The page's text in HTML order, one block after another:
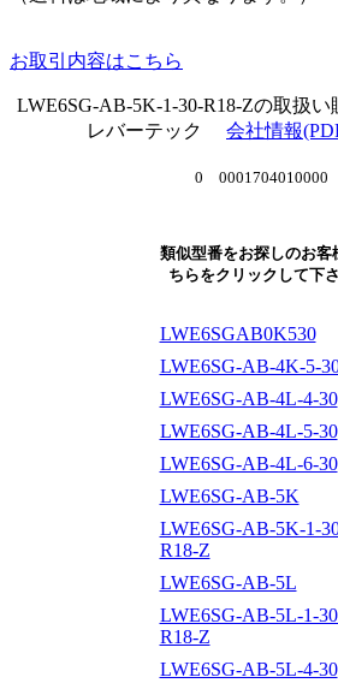
お取引内容はこちら
LWE6SG-AB-5K-1-30-R18-Zの取扱
レバーテック 会社情報
0 0001704010000
類似型番をお探しのお客
ちらをクリックして下さ
LWE6SGAB0K530
LWE6SG-AB-4K-5-
LWE6SG-AB-4L-4-30
LWE6SG-AB-4L-5-30
LWE6SG-AB-4L-6-30
LWE6SG-AB-5K
LWE6SG-AB-5K-1-
R18-Z
LWE6SG-AB-5L
LWE6SG-AB-5L-1-
R18-Z
LWE6SG-AB-5L-4-30